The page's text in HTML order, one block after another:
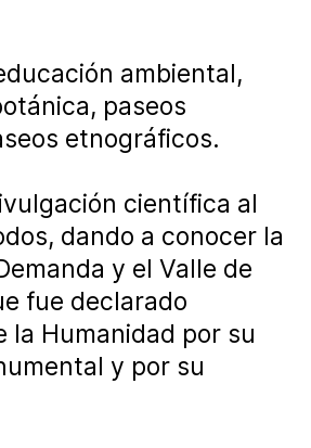
ambiental,
paseos
etnográficos.
científica al
dando a conocer la
y el Valle de
fue declarado
la Humanidad por su
y por su